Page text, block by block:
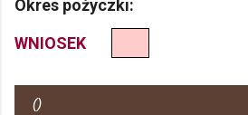
Okres pożyczki:
WNIOSEK
()